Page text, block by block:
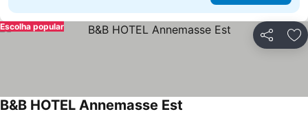
Partilhar
Escolha popular
B&B HOTEL Annemasse Est